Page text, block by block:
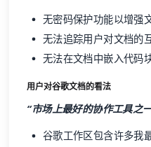
无密码保护功能以增强
无法追踪用户对文档的
无法在文档中嵌入代码
用户对谷歌文档的看法
“市场上最好的协作工具之
谷歌工作区包含许多我